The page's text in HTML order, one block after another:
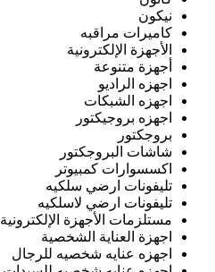
نيكون
كاميرات مراقبه
الأجهزة الإلكترونية
أجهزة متنوعة
اجهزه الراديو
اجهزه الشبكات
اجهزه بروجيكتور
بروجكتور
شاشات البروجكتور
اكسسوارات كمبيوتر
تليفونات ارضي سلكيه
تليفونات ارضي لاسلكيه
مستلزمات الأجهزة الإلكترونية
اجهزة العناية الشخصية
اجهزه عنايه شخصيه للرجال